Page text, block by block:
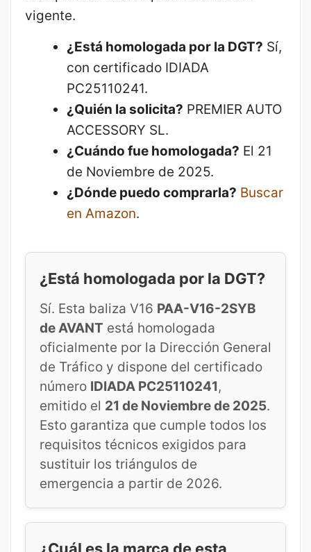
vigente.
¿Está homologada por la DGT? Sí,
con certificado IDIADA
PC25110241.
¿Quién la solicita? PREMIER AUTO
ACCESSORY SL.
¿Cuándo fue homologada? El 21
de Noviembre de 2025.
¿Dónde puedo comprarla? Buscar
en Amazon.
¿Está homologada por la DGT?
Sí. Esta baliza V16 PAA-V16-2SYB
de AVANT está homologada
oficialmente por la Dirección General
de Tráfico y dispone del certificado
número IDIADA PC25110241,
emitido el 21 de Noviembre de 2025.
Esto garantiza que cumple todos los
requisitos técnicos exigidos para
sustituir los triángulos de
emergencia a partir de 2026.